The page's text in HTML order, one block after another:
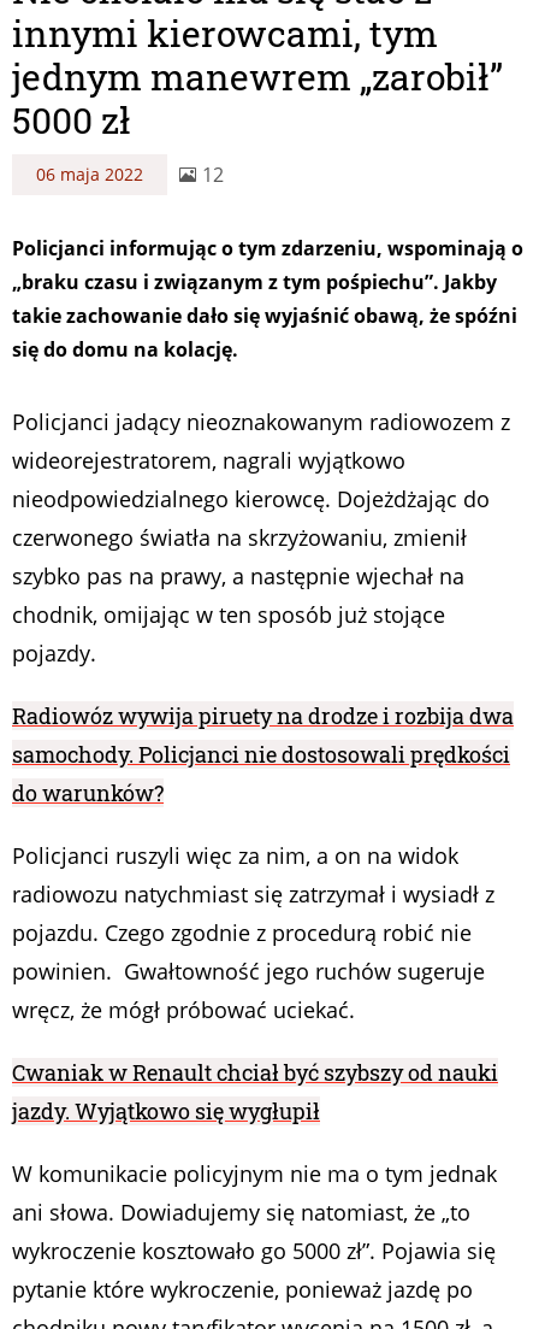
innymi kierowcami, tym
jednym manewrem „zarobił”
5000 zł
06 maja 2022 12
Policjanci informując o tym zdarzeniu, wspominają o
„braku czasu i związanym z tym pośpiechu”. Jakby
takie zachowanie dało się wyjaśnić obawą, że spóźni
się do domu na kolację.
Policjanci jadący nieoznakowanym radiowozem z
wideorejestratorem, nagrali wyjątkowo
nieodpowiedzialnego kierowcę. Dojeżdżając do
czerwonego światła na skrzyżowaniu, zmienił
szybko pas na prawy, a następnie wjechał na
chodnik, omijając w ten sposób już stojące
pojazdy.
Radiowóz wywija piruety na drodze i rozbija dwa
samochody. Policjanci nie dostosowali prędkości
do warunków?
Policjanci ruszyli więc za nim, a on na widok
radiowozu natychmiast się zatrzymał i wysiadł z
pojazdu. Czego zgodnie z procedurą robić nie
powinien. Gwałtowność jego ruchów sugeruje
wręcz, że mógł próbować uciekać.
Cwaniak w Renault chciał być szybszy od nauki
jazdy. Wyjątkowo się wygłupił
W komunikacie policyjnym nie ma o tym jednak
ani słowa. Dowiadujemy się natomiast, że „to
wykroczenie kosztowało go 5000 zł”. Pojawia się
pytanie które wykroczenie, ponieważ jazdę po